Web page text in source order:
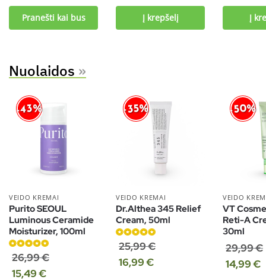
Pranešti kai bus Į krepšelį Į
Nuolaidos »
-43%
VEIDO KREMAI
Purito SEOUL
Luminous Ceramide
Moisturizer, 100ml
Įvertinimas:
iš 5
26,99€
15,49€
-35%
VEIDO KREMAI
Dr.Althea 345 Relief
Cream, 50ml
Įvertinimas:
iš 5
25,99€
16,99€
-50%
VEIDO
VT
Reti-A
30ml
29,99€
14,99€